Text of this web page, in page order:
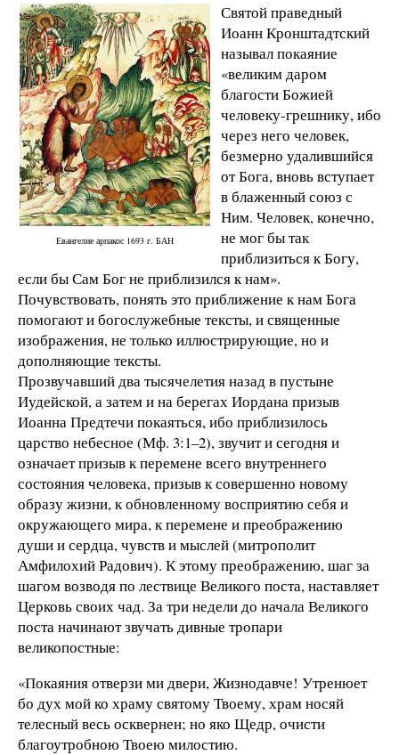
Евангелие арпакос 1693 г. БАН
Святой праведный
Иоанн Кронштадтский
называл покаяние
«великим даром
благости Божией
человеку-грешнику, ибо
через него человек,
безмерно удалившийся
от Бога, вновь вступает
в блаженный союз с
Ним. Человек, конечно,
не мог бы так
приблизиться к Богу,
если бы Сам Бог не приблизился к нам».
Почувствовать, понять это приближение к нам Бога
помогают и богослужебные тексты, и священные
изображения, не только иллюстрирующие, но и
дополняющие тексты.
Прозвучавший два тысячелетия назад в пустыне
Иудейской, а затем и на берегах Иордана призыв
Иоанна Предтечи покаяться, ибо приблизилось
царство небесное (Мф. 3:1–2), звучит и сегодня и
означает призыв к перемене всего внутреннего
состояния человека, призыв к совершенно новому
образу жизни, к обновленному восприятию себя и
окружающего мира, к перемене и преображению
души и сердца, чувств и мыслей (митрополит
Амфилохий Радович). К этому преображению, шаг за
шагом возводя по лествице Великого поста, наставляет
Церковь своих чад. За три недели до начала Великого
поста начинают звучать дивные тропари
великопостные:
«Покаяния отверзи ми двери, Жизнодавче! Утренюет
бо дух мой ко храму святому Твоему, храм носяй
телесный весь осквернен; но яко Щедр, очисти
благоутробною Твоею милостию.